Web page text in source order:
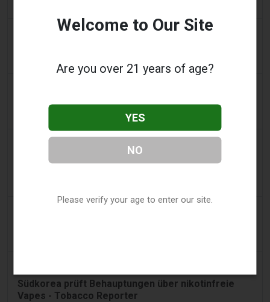
Geräte in geparktem Auto gefunden wurden
Vape Station bietet Lost Mary 15.000 Puffs in den
2 days ago
2FIRSTS | FDA genehmigt vier weitere
Südkorea prüft Behauptungen über nikotinfreie
Vapes - Tobacco Reporter
Welcome to Our Site
Are you over 21 years of age?
YES
NO
Please verify your age to enter our site.